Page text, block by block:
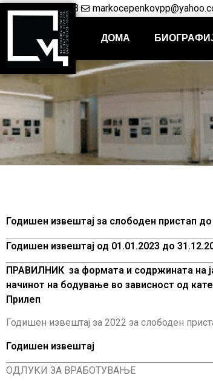
+38948421703
ДОМА
Годишен извештај за слободен пристап
Годишен извештај од 01.01.2023 до
ПРАВИЛНИК за формата и содржината на
начинот на бодување во зависност од
Прилеп
Годишен извештај за 2022 за слободен
Годишен извештај
ОДЛУКИ ЗА ВРАБОТУВАЊЕ